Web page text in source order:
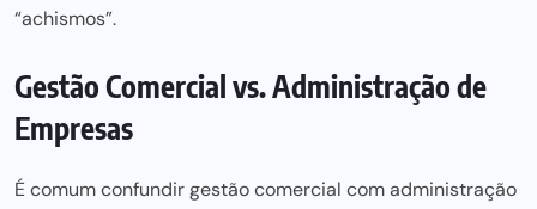
“achismos”.
Gestão Comercial vs. Administração de
Empresas
É comum confundir gestão comercial com administração